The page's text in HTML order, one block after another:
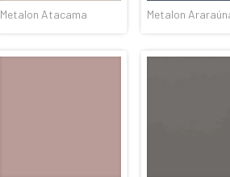
Metalon Atacama Metalon Araraúna